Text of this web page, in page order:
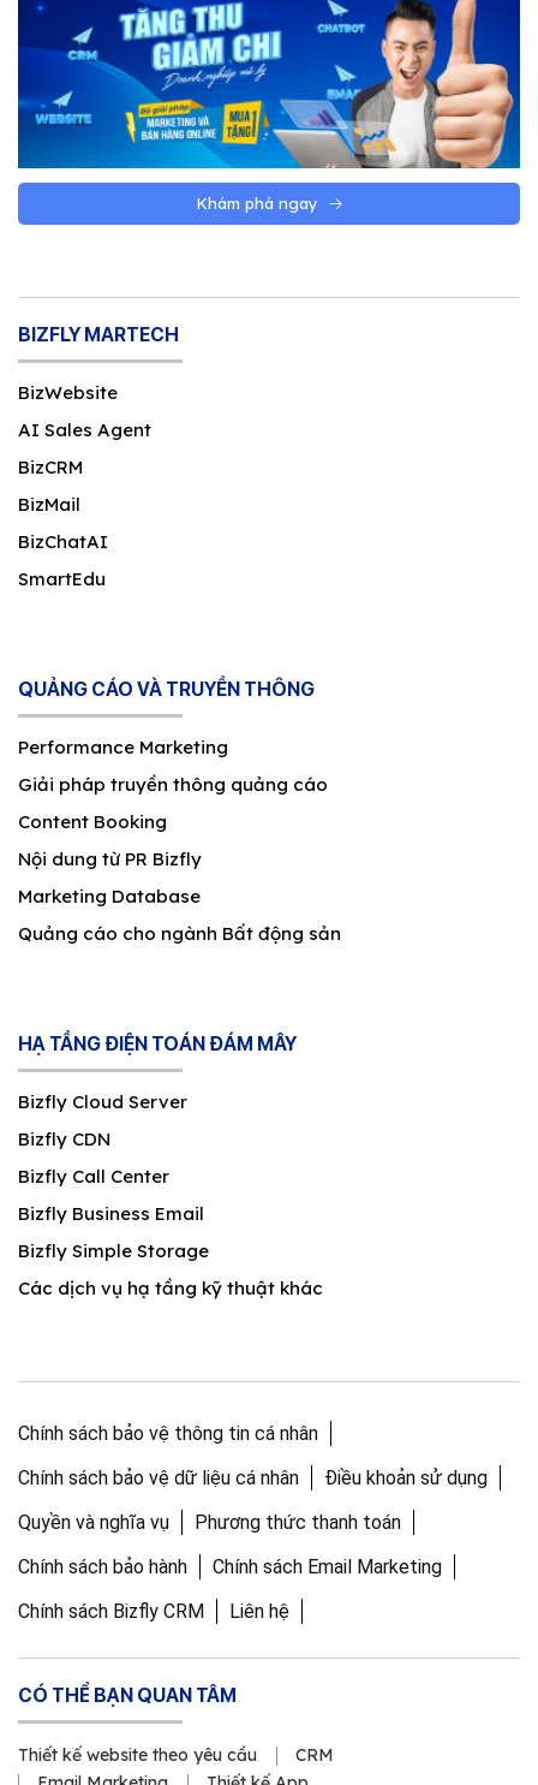
Khám phá ngay
BIZFLY MARTECH
BizWebsite
AI Sales Agent
BizCRM
BizMail
BizChatAI
SmartEdu
QUẢNG CÁO VÀ TRUYỀN THÔNG
Performance Marketing
Giải pháp truyền thông quảng cáo
Content Booking
Nội dung từ PR Bizfly
Marketing Database
Quảng cáo cho ngành Bất động sản
HẠ TẦNG ĐIỆN TOÁN ĐÁM MÂY
Bizfly Cloud Server
Bizfly CDN
Bizfly Call Center
Bizfly Business Email
Bizfly Simple Storage
Các dịch vụ hạ tầng kỹ thuật khác
Chính sách bảo vệ thông tin cá nhân
Chính sách bảo vệ dữ liệu cá nhân
Điều khoản sử dụng
Quyền và nghĩa vụ
Phương thức thanh toán
Chính sách bảo hành
Chính sách Email Marketing
Chính sách Bizfly CRM
Liên hệ
CÓ THỂ BẠN QUAN TÂM
Thiết kế website theo yêu cầu
CRM